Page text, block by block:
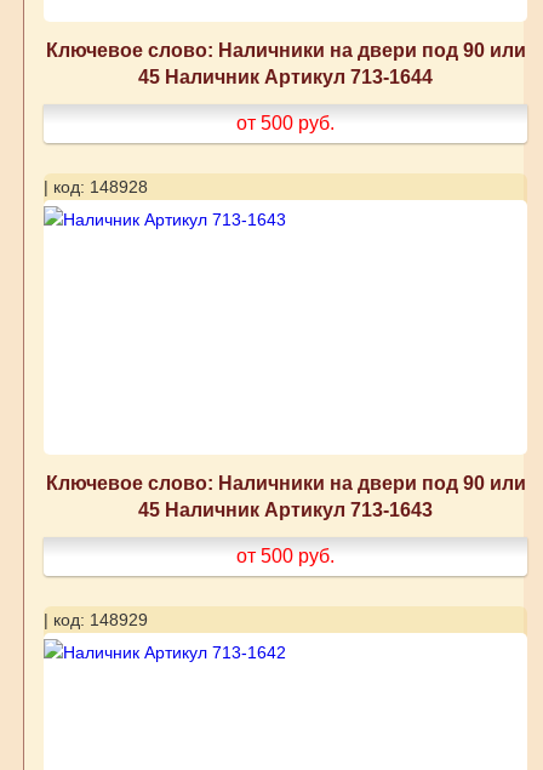
Ключевое слово: Наличники на двери под 90 или
45 Наличник Артикул 713-1644
от 500 руб.
| код: 148928
Ключевое слово: Наличники на двери под 90 или
45 Наличник Артикул 713-1643
от 500 руб.
| код: 148929